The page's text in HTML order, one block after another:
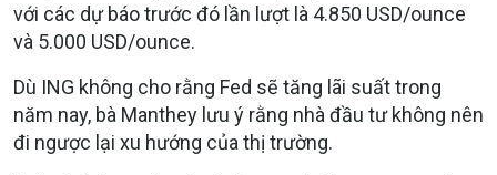
với các dự báo trước đó lần lượt là 4.850 USD/ounce
và 5.000 USD/ounce.
Dù ING không cho rằng Fed sẽ tăng lãi suất trong
năm nay, bà Manthey lưu ý rằng nhà đầu tư không nên
đi ngược lại xu hướng của thị trường.